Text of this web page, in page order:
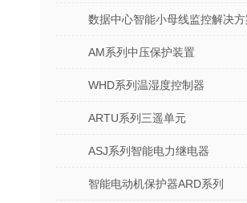
数据中心智能小母线监控解决方
AM系列中压保护装置
WHD系列温湿度控制器
ARTU系列三遥单元
ASJ系列智能电力继电器
智能电动机保护器ARD系列